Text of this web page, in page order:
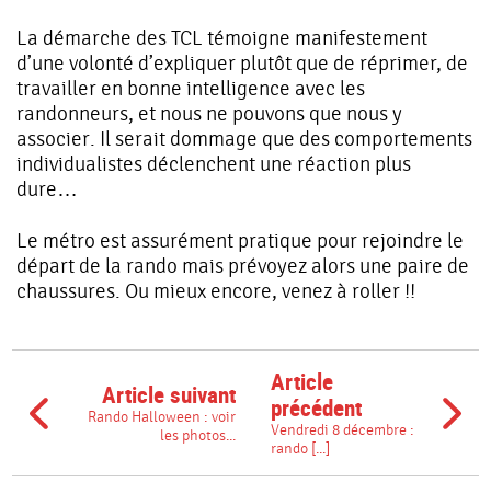
La démarche des TCL témoigne manifestement
d’une volonté d’expliquer plutôt que de réprimer, de
travailler en bonne intelligence avec les
randonneurs, et nous ne pouvons que nous y
associer. Il serait dommage que des comportements
individualistes déclenchent une réaction plus
dure…
Le métro est assurément pratique pour rejoindre le
départ de la rando mais prévoyez alors une paire de
chaussures. Ou mieux encore, venez à roller !!
Article suivant
Rando Halloween : voir
les photos...
Article
précédent
Vendredi 8 décembre :
rando [...]